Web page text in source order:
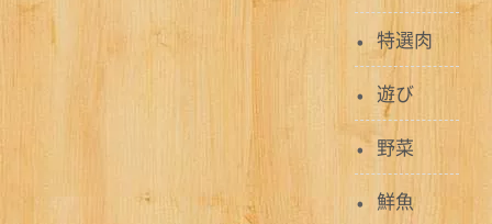
特選肉
遊び
野菜
鮮魚